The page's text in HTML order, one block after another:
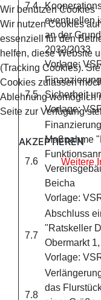
7.4
eventuellen
an der
2032/2033
Vorlage:
7.5
Sicherheit
Vorlage:
7.6
Maßnahme
Beicha
Vorlage:
7.7
Abschluss
"Ratskeller
Obermarkt
Vorlage:
7.8
das
Wir benutzen Cookies
Wir nutzen Cookies
essenziell für den
helfen, diese Website
(Tracking Cookies).
Cookies zulassen
Ablehnung womöglich
Seite zur Verfügung
AKZEPTIEREN
Weitere